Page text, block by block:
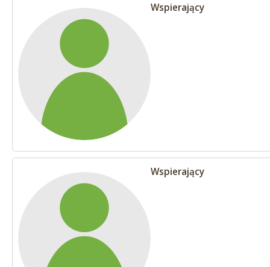
Wspierający
Wspierający